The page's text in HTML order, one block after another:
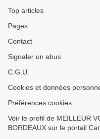
Top articles
Pages
Contact
Signaler un abus
C.G.U.
Cookies et données
Préférences cookies
Voir le profil de MEILLEUR
BORDEAUX sur le portail